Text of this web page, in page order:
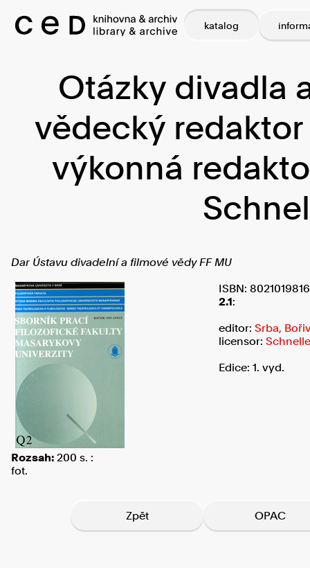
katalog
Otázky divadla
vědecký
výkonná
Dar Ústavu divadelní a filmové vědy FF MU
ISBN:
2.1:
editor: Srba,
licensor:
Edice: 1. vyd.
Rozsah: 200 s. :
fot.
Zpět OPAC